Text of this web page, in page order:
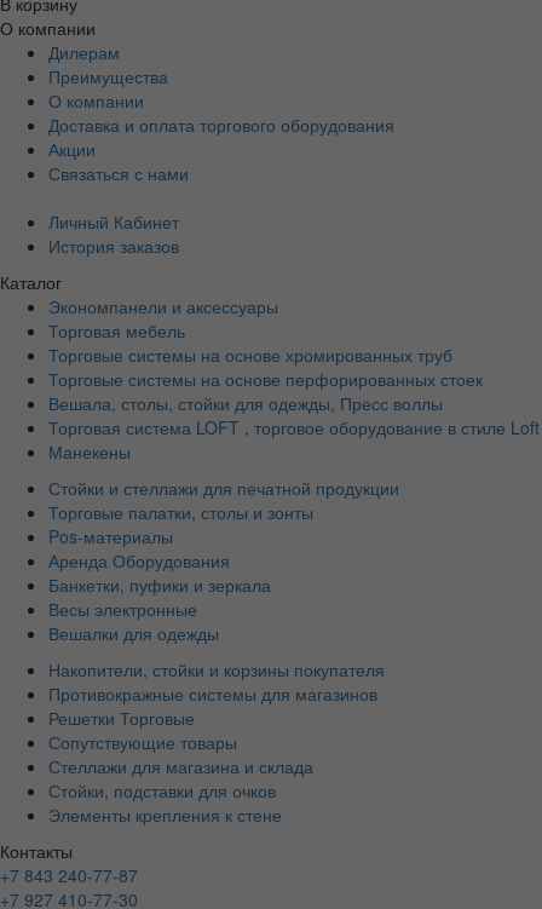
О компании
Дилерам
Преимущества
О компании
Доставка и оплата торгового оборудования
Акции
Связаться с нами
Личный Кабинет
История заказов
Каталог
Экономпанели и аксессуары
Торговая мебель
Торговые системы на основе хромированных труб
Торговые системы на основе перфорированных стоек
Вешала, столы, стойки для одежды, Пресс воллы
Торговая система LOFT , торговое оборудование в стиле Loft
Манекены
Стойки и стеллажи для печатной продукции
Торговые палатки, столы и зонты
Pos-материалы
Аренда Оборудования
Банкетки, пуфики и зеркала
Весы электронные
Вешалки для одежды
Накопители, стойки и корзины покупателя
Противокражные системы для магазинов
Решетки Торговые
Сопутствующие товары
Стеллажи для магазина и склада
Стойки, подставки для очков
Элементы крепления к стене
Контакты
+7 843 240-77-87
+7 927 410-77-30